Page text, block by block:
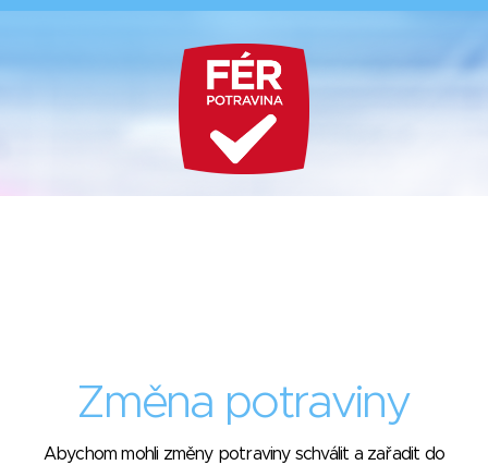
Změna potraviny
Abychom mohli změny potraviny schválit a zařadit do